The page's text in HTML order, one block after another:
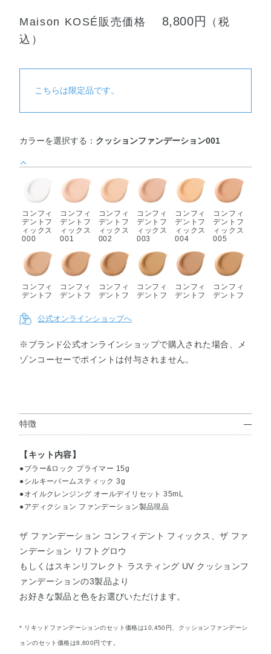
Maison KOSÉ販売価格 8,800円
（税
込）
こちらは限定品です。
カラーを選択する： クッションファンデーション001
コンフィ
デントフ
ィックス
000
コンフィ
デントフ
ィックス
001
コンフィ
デントフ
ィックス
002
コンフィ
デントフ
ィックス
003
コンフィ
デントフ
ィックス
004
コンフィ
デントフ
ィックス
005
コンフィ
デントフ
006
コンフィ
デントフ
コンフィ
デントフ
コンフィ
デントフ
コンフィ
デントフ
コンフィ
デントフ
コンフィ
コンフィ
リフトグ
リフトグ
リフトグ
リフトグ
リフトグ
リフトグ
リフトグ
リフトグ
リフトグ
リフトグ
ロウ011
リフトグ
ロウ000
クッショ
ンファン
デーショ
クッショ
ンファン
デーショ
クッショ
ンファン
クッショ
ンファン
デーショ
クッショ
ンファン
デーショ
公式オンラインショップへ
※ブランド公式オンラインショップで購入された場合、メ
ゾンコーセーでポイントは付与されません。
特徴
【キット内容】
●ブラー&ロック プライマー 15g
●シルキーバームスティック 3g
●オイルクレンジング オールデイリセット 35mL
●アディクション ファンデーション製品現品
ザ ファンデーション コンフィデント フィックス、ザ ファ
ンデーション リフトグロウ
もしくはスキンリフレクト ラスティング UV クッションフ
ァンデーションの3製品より
お好きな製品と色をお選びいただけます。
* リキッドファンデーションのセット価格は10,450円、クッションファンデーシ
ョンのセット価格は8,800円です。